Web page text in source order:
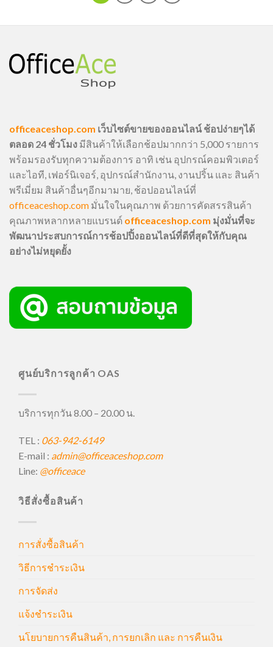
officeaceshop.com เว็บไซต์ขายของออนไลน์ ช้อปง่ายๆได้
ตลอด 24 ชั่วโมง มีสินค้าให้เลือกช้อปมากกว่า 5,000 รายการ
พร้อมรองรับทุกความต้องการ อาทิ เช่น อุปกรณ์คอมพิวเตอร์
และไอที, เฟอร์นิเจอร์, อุปกรณ์สำนักงาน, งานปริ้น และ สินค้า
พรีเมี่ยม สินค้าอื่นๆอีกมามาย, ช้อปออนไลน์ที่
officeaceshop.com มั่นใจในคุณภาพ ด้วยการคัดสรรสินค้า
คุณภาพหลากหลายแบรนด์ officeaceshop.com มุ่งมั่นที่จะ
พัฒนาประสบการณ์การช้อปปิ้งออนไลน์ที่ดีที่สุดให้กับคุณ
อย่างไม่หยุดยั้ง
ศูนย์บริการลูกค้า OAS
บริการทุกวัน 8.00 – 20.00 น.
TEL : 063-942-6149
E-mail : admin@officeaceshop.com
Line: @officeace
วิธีสั่งซื้อสินค้า
การสั่งซื้อสินค้า
วิธีการชำระเงิน
การจัดส่ง
แจ้งชำระเงิน
นโยบายการคืนสินค้า, การยกเลิก และ การคืนเงิน